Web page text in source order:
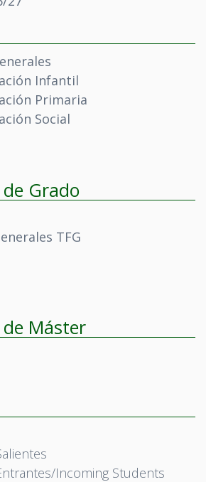
Infantil
Primaria
Social
Grado
TFG
Máster
Incoming Students